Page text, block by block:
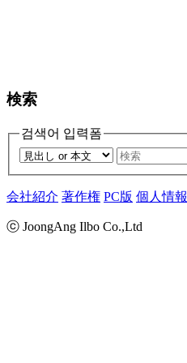
検索
검색어 입력폼
会社紹介 著作権 PC版 個人情報
ⓒ JoongAng Ilbo Co.,Ltd